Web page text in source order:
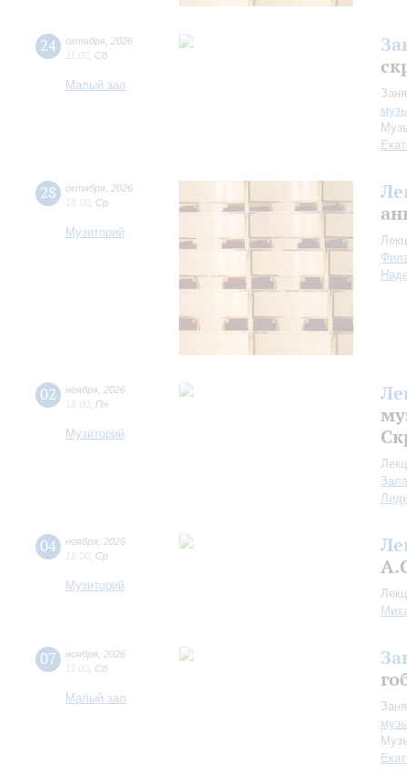
24 октября 2026
11:00 Сб
Малый зал
28 октября 2026
18:00 Ср
Музиторий
02 ноября 2026
18:00 Пн
Музиторий
04 ноября 2026
18:00 Ср
Музиторий
07 ноября 2026
11:00 Сб
Малый зал